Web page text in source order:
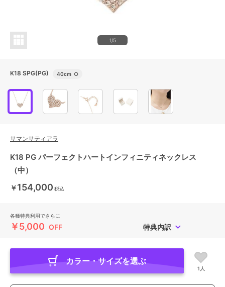
1/5
K18 SPG(PG) 40cm ○
サマンサティアラ
K18 PG パーフェクトハートインフィニティネックレス
（中）
￥154,000 税込
各種特典利用でさらに
￥5,000 OFF 特典内訳
カラー・サイズを選ぶ
1人